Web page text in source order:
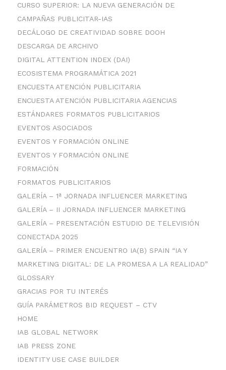
CURSO SUPERIOR: LA NUEVA GENERACIÓN DE
CAMPAÑAS PUBLICITAR-IAS
DECÁLOGO DE CREATIVIDAD SOBRE DOOH
DESCARGA DE ARCHIVO
DIGITAL ATTENTION INDEX (DAI)
ECOSISTEMA PROGRAMÁTICA 2021
ENCUESTA ATENCIÓN PUBLICITARIA
ENCUESTA ATENCIÓN PUBLICITARIA AGENCIAS
ESTÁNDARES FORMATOS PUBLICITARIOS
EVENTOS ASOCIADOS
EVENTOS Y FORMACIÓN ONLINE
EVENTOS Y FORMACIÓN ONLINE
FORMACIÓN
FORMATOS PUBLICITARIOS
GALERÍA – 1ª JORNADA INFLUENCER MARKETING
GALERÍA – II JORNADA INFLUENCER MARKETING
GALERÍA – PRESENTACIÓN ESTUDIO DE TELEVISIÓN
CONECTADA 2025
GALERÍA – PRIMER ENCUENTRO IA(B) SPAIN “IA Y
MARKETING DIGITAL: DE LA PROMESA A LA REALIDAD”
GLOSSARY
GRACIAS POR TU INTERÉS
GUÍA PARÁMETROS BID REQUEST – CTV
HOME
IAB GLOBAL NETWORK
IAB PRESS ZONE
IDENTITY USE CASE BUILDER